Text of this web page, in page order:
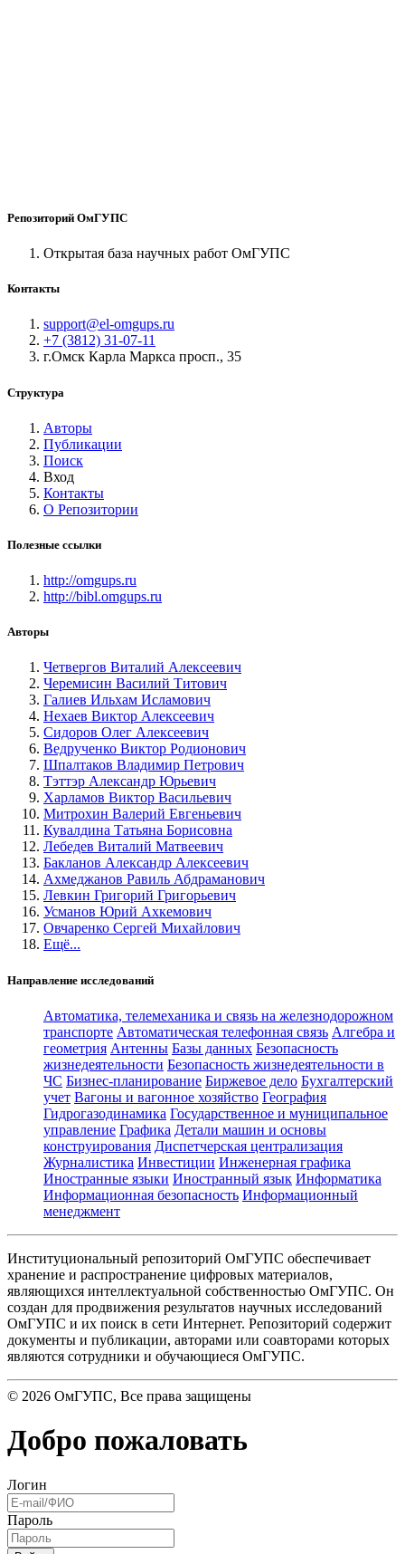
Репозиторий ОмГУПС
Открытая база научных работ ОмГУПС
Контакты
support@el-omgups.ru
+7 (3812) 31-07-11
г.Омск Карла Маркса просп., 35
Структура
Авторы
Публикации
Поиск
Вход
Контакты
О Репозитории
Полезные ссылки
http://omgups.ru
http://bibl.omgups.ru
Авторы
Четвергов Виталий Алексеевич
Черемисин Василий Титович
Галиев Ильхам Исламович
Нехаев Виктор Алексеевич
Сидоров Олег Алексеевич
Ведрученко Виктор Родионович
Шпалтаков Владимир Петрович
Тэттэр Александр Юрьевич
Харламов Виктор Васильевич
Митрохин Валерий Евгеньевич
Кувалдина Татьяна Борисовна
Лебедев Виталий Матвеевич
Бакланов Александр Алексеевич
Ахмеджанов Равиль Абдраманович
Левкин Григорий Григорьевич
Усманов Юрий Ахкемович
Овчаренко Сергей Михайлович
Ещё...
Направление исследований
Автоматика, телемеханика и связь на железнодорожном
транспорте Автоматическая телефонная связь Алгебра и
геометрия Антенны Базы данных Безопасность
жизнедеятельности Безопасность жизнедеятельности в
ЧС Бизнес-планирование Биржевое дело Бухгалтерский
учет Вагоны и вагонное хозяйство География
Гидрогазодинамика Государственное и муниципальное
управление Графика Детали машин и основы
конструирования Диспетчерская централизация
Журналистика Инвестиции Инженерная графика
Иностранные языки Иностранный язык Информатика
Информационная безопасность Информационный
менеджмент
Институциональный репозиторий ОмГУПС обеспечивает
хранение и распространение цифровых материалов,
являющихся интеллектуальной собственностью ОмГУПС. Он
создан для продвижения результатов научных исследований
ОмГУПС и их поиск в сети Интернет. Репозиторий содержит
документы и публикации, авторами или соавторами которых
являются сотрудники и обучающиеся ОмГУПС.
© 2026 ОмГУПС, Все права защищены
Добро пожаловать
Логин
Пароль